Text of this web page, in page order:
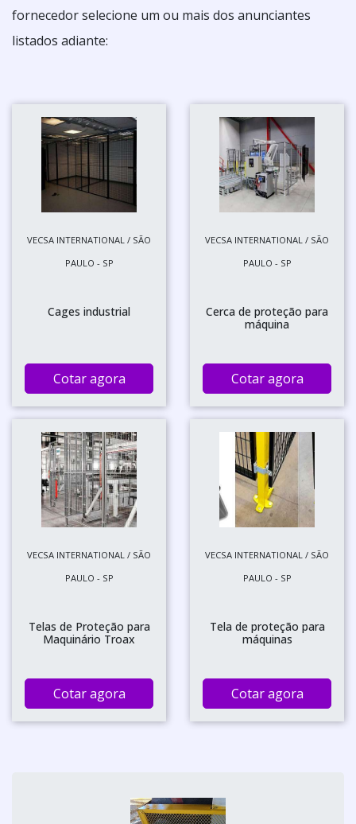
fornecedor selecione um ou mais dos anunciantes
listados adiante:
VECSA INTERNATIONAL / SÃO
PAULO - SP
Cages industrial
Cotar agora
VECSA INTERNATIONAL / SÃO
PAULO - SP
Cerca de proteção para
máquina
Cotar agora
VECSA INTERNATIONAL / SÃO
PAULO - SP
Telas de Proteção para
Maquinário Troax
Cotar agora
VECSA INTERNATIONAL / SÃO
PAULO - SP
Tela de proteção para
máquinas
Cotar agora